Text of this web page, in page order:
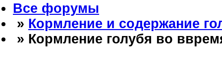
Все форумы
» Кормление и содержание
» Кормление голубя во